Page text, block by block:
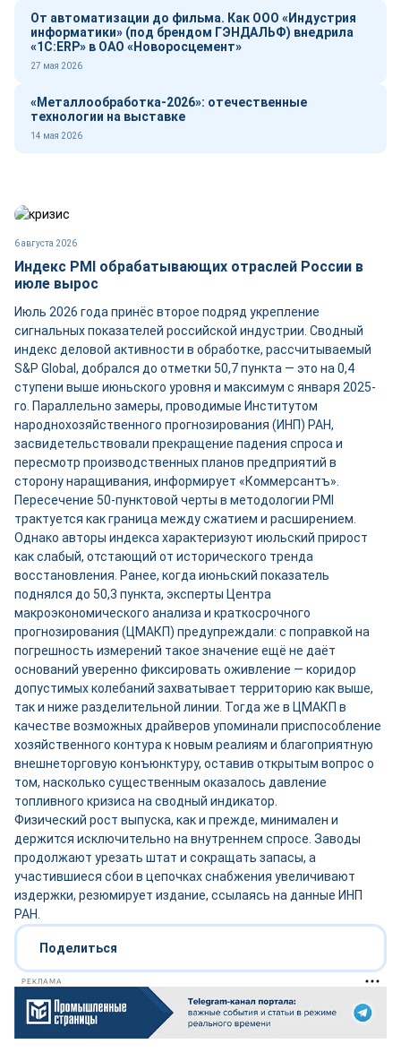
От автоматизации до фильма. Как ООО «Индустрия
информатики» (под брендом ГЭНДАЛЬФ) внедрила
«1С:ERP» в ОАО «Новоросцемент»
27 мая 2026
«Металлообработка-2026»: отечественные
технологии на выставке
14 мая 2026
6 августа 2026
Индекс PMI обрабатывающих отраслей России в
июле вырос
Июль 2026 года принёс второе подряд укрепление
сигнальных показателей российской индустрии. Сводный
индекс деловой активности в обработке, рассчитываемый
S&P Global, добрался до отметки 50,7 пункта — это на 0,4
ступени выше июньского уровня и максимум с января 2025-
го. Параллельно замеры, проводимые Институтом
народнохозяйственного прогнозирования (ИНП) РАН,
засвидетельствовали прекращение падения спроса и
пересмотр производственных планов предприятий в
сторону наращивания, информирует «Коммерсантъ».
Пересечение 50-пунктовой черты в методологии PMI
трактуется как граница между сжатием и расширением.
Однако авторы индекса характеризуют июльский прирост
как слабый, отстающий от исторического тренда
восстановления. Ранее, когда июньский показатель
поднялся до 50,3 пункта, эксперты Центра
макроэкономического анализа и краткосрочного
прогнозирования (ЦМАКП) предупреждали: с поправкой на
погрешность измерений такое значение ещё не даёт
оснований уверенно фиксировать оживление — коридор
допустимых колебаний захватывает территорию как выше,
так и ниже разделительной линии. Тогда же в ЦМАКП в
качестве возможных драйверов упоминали приспособление
хозяйственного контура к новым реалиям и благоприятную
внешнеторговую конъюнктуру, оставив открытым вопрос о
том, насколько существенным оказалось давление
топливного кризиса на сводный индикатор.
Физический рост выпуска, как и прежде, минимален и
держится исключительно на внутреннем спросе. Заводы
продолжают урезать штат и сокращать запасы, а
участившиеся сбои в цепочках снабжения увеличивают
издержки, резюмирует издание, ссылаясь на данные ИНП
РАН.
Поделиться
РЕКЛАМА